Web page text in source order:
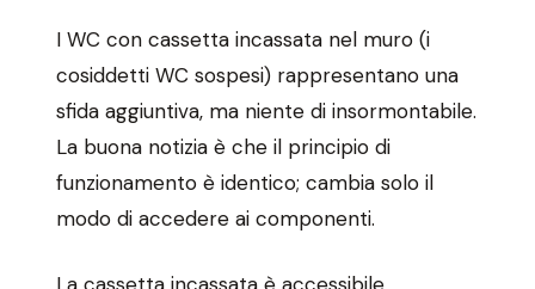
I WC con cassetta incassata nel muro (i
cosiddetti WC sospesi) rappresentano una
sfida aggiuntiva, ma niente di insormontabile.
La buona notizia è che il principio di
funzionamento è identico; cambia solo il
modo di accedere ai componenti.